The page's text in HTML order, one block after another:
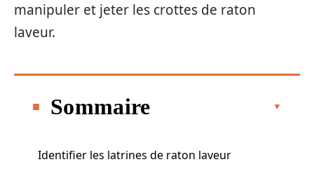
manipuler et jeter les crottes de raton
laveur.
Sommaire
Identifier les latrines de raton laveur